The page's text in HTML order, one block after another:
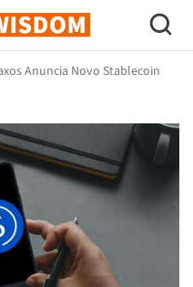
Bitcoin
Anuncia Novo Stablecoin